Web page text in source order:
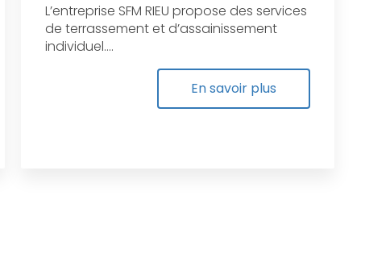
L’entreprise SFM RIEU propose des services
de terrassement et d’assainissement
individuel....
En savoir plus